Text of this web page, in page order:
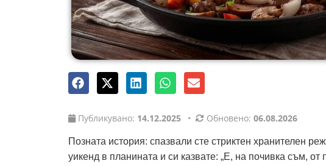
Публикувано: 14.12.2025 • Обновено: 06.08.2026
Позната история: спазвали сте стриктен хранителен
уикенд в планината и си казвате: „Е, на почивка съм, от